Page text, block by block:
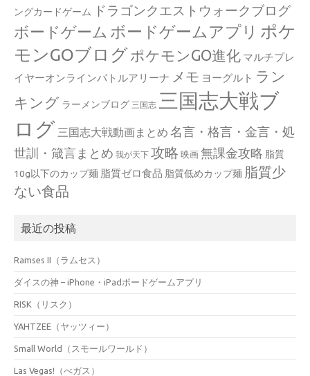
ングカードゲーム
ドラゴンクエストウォークブログ
ボードゲーム ボードゲームアプリ ポケ
モンGOブログ ポケモンGO進化 マルチプレ
イヤーオンラインバトルアリーナ メモ ヨーグルト ラン
キング ラーメンブログ 三国志 三国志大戦ブ
ログ 三国志大戦動画まとめ 名言・格言・金言・処
世訓・箴言まとめ 我が天下 攻略 映画 無課金攻略 脂質
10g以下のカップ麺 脂質ゼロ食品 脂質低めカップ麺 脂質少
ない食品
最近の投稿
Ramses II（ラムセス）
ダイスの神 – iPhone・iPadボードゲームアプリ
RISK（リスク）
YAHTZEE（ヤッツィー）
Small World（スモールワールド）
Las Vegas!（べガス）